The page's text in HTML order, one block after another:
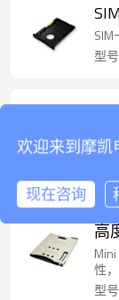
SIM
型
型
高
性
型
欢迎来到摩凯
现在咨询